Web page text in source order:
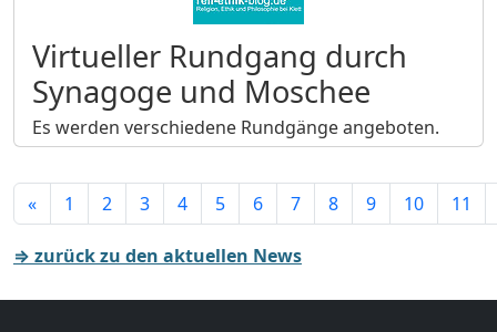
Virtueller Rundgang durch
Synagoge und Moschee
Es werden verschiedene Rundgänge angeboten.
« 1 2 3 4 5 6 7 8 9 10 11
⇒ zurück zu den aktuellen News